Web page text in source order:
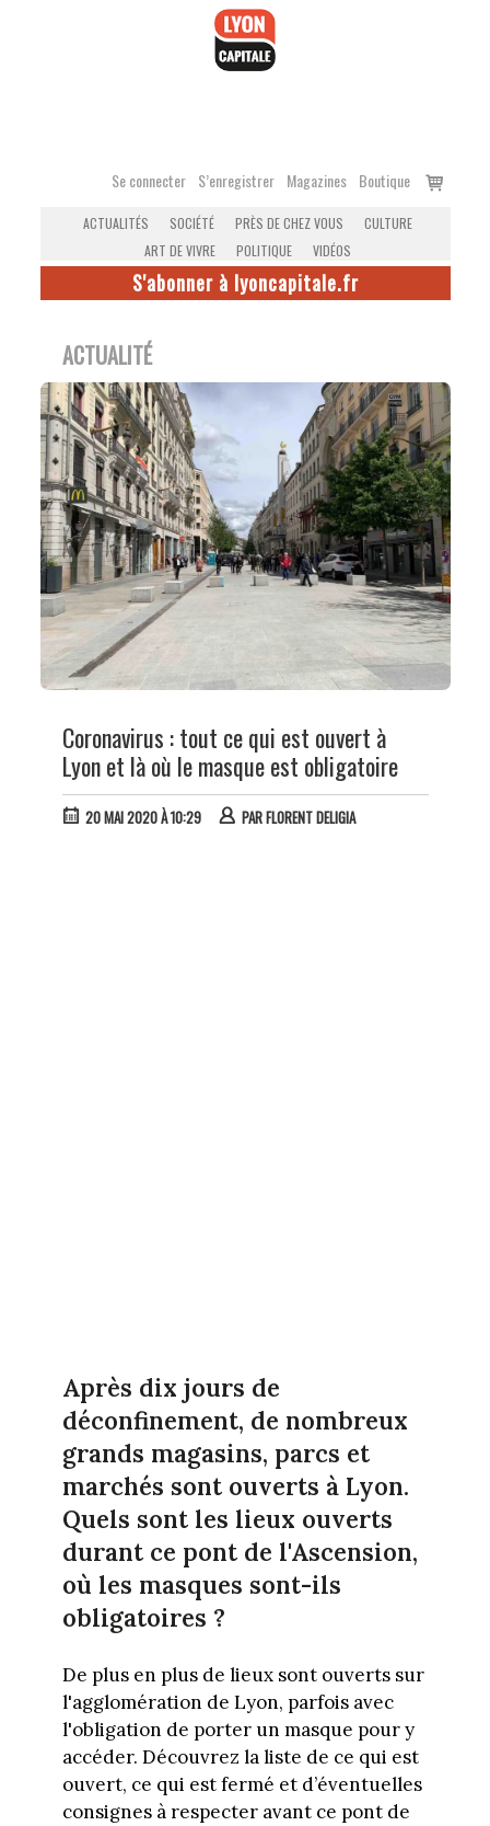
Se connecter S’enregistrer Magazines Boutique
Voir
ACTUALITÉS SOCIÉTÉ PRÈS DE CHEZ VOUS
CULTURE
ART DE VIVRE
POLITIQUE VIDÉOS
S'abonner à lyoncapitale.fr
ACTUALITÉ
Coronavirus : tout ce qui est ouvert à
Lyon et là où le masque est obligatoire
20 MAI 2020 À 10:29 PARFLORENT DELIGIA
Après dix jours de
déconfinement, de nombreux
grands magasins, parcs et
marchés sont ouverts à Lyon.
Quels sont les lieux ouverts
durant ce pont de l'Ascension,
où les masques sont-ils
obligatoires ?
De plus en plus de lieux sont ouverts sur
l'agglomération de Lyon, parfois avec
l'obligation de porter un masque pour y
accéder. Découvrez la liste de ce qui est
ouvert, ce qui est fermé et d’éventuelles
consignes à respecter avant ce pont de